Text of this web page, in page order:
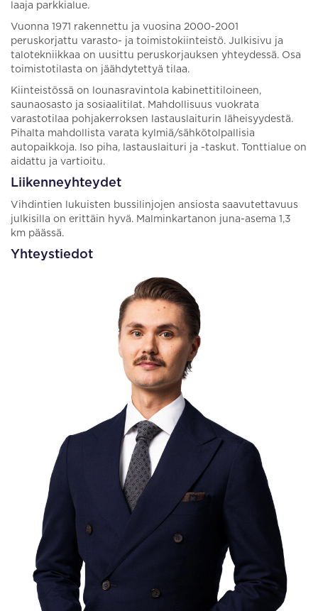
laaja parkkialue.
Vuonna 1971 rakennettu ja vuosina 2000-2001
peruskorjattu varasto- ja toimistokiinteistö. Julkisivu ja
talotekniikkaa on uusittu peruskorjauksen yhteydessä. Osa
toimistotilasta on jäähdytettyä tilaa.
Kiinteistössä on lounasravintola kabinettitiloineen,
saunaosasto ja sosiaalitilat. Mahdollisuus vuokrata
varastotilaa pohjakerroksen lastauslaiturin läheisyydestä.
Pihalta mahdollista varata kylmiä/sähkötolpallisia
autopaikkoja. Iso piha, lastauslaituri ja -taskut. Tonttialue on
aidattu ja vartioitu.
Liikenneyhteydet
Vihdintien lukuisten bussilinjojen ansiosta saavutettavuus
julkisilla on erittäin hyvä. Malminkartanon juna-asema 1,3
km päässä.
Yhteystiedot